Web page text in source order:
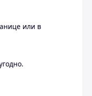
или в